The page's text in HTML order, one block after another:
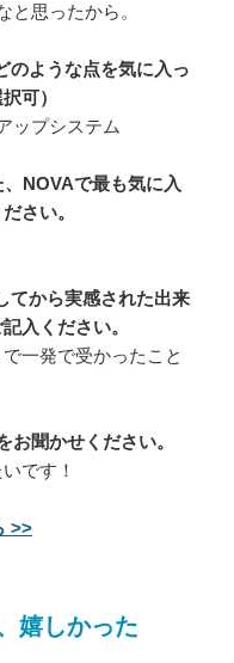
と思ったから。
のような点を気に入っ
可）
ップシステム
NOVAで最も気に入
さい。
てから実感された出来
入ください。
一発で受かったこと
お聞かせください。
です！
>>
嬉しかった